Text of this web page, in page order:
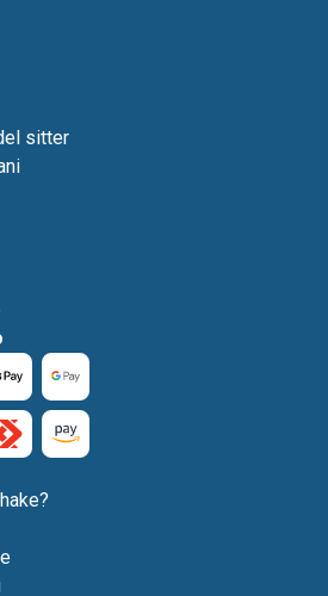
sitter